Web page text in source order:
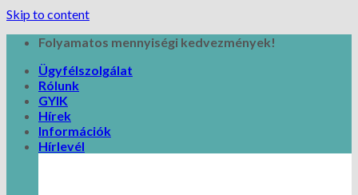
Skip to content
Folyamatos mennyiségi kedvezmények!
Ügyfélszolgálat
Rólunk
GYIK
Hírek
Információk
Hírlevél